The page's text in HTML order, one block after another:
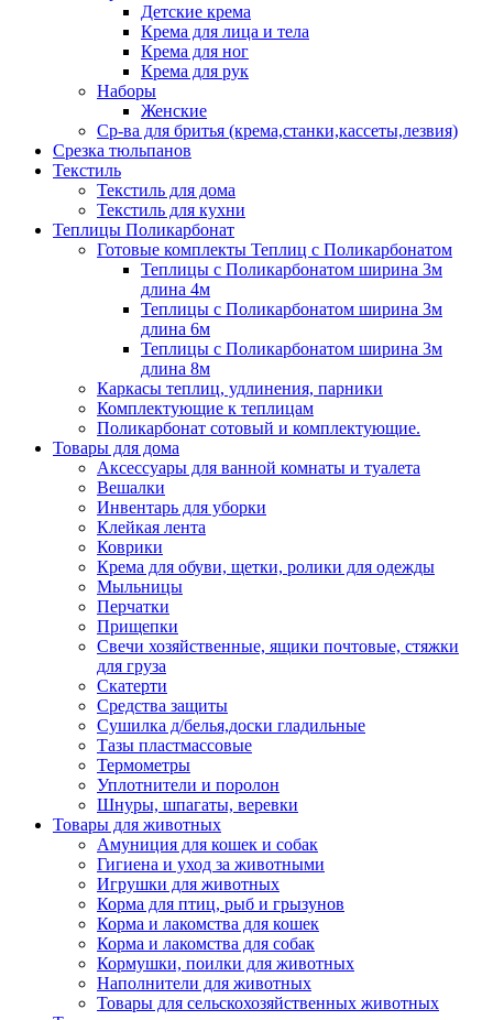
Детские крема
Крема для лица и тела
Крема для ног
Крема для рук
Наборы
Женские
Ср-ва для бритья (крема,станки,кассеты,лезвия)
Срезка тюльпанов
Текстиль
Текстиль для дома
Текстиль для кухни
Теплицы Поликарбонат
Готовые комплекты Теплиц с Поликарбонатом
Теплицы с Поликарбонатом ширина 3м
длина 4м
Теплицы с Поликарбонатом ширина 3м
длина 6м
Теплицы с Поликарбонатом ширина 3м
длина 8м
Каркасы теплиц, удлинения, парники
Комплектующие к теплицам
Поликарбонат сотовый и комплектующие.
Товары для дома
Аксессуары для ванной комнаты и туалета
Вешалки
Инвентарь для уборки
Клейкая лента
Коврики
Крема для обуви, щетки, ролики для одежды
Мыльницы
Перчатки
Прищепки
Свечи хозяйственные, ящики почтовые, стяжки
для груза
Скатерти
Средства защиты
Сушилка д/белья,доски гладильные
Тазы пластмассовые
Термометры
Уплотнители и поролон
Шнуры, шпагаты, веревки
Товары для животных
Амуниция для кошек и собак
Гигиена и уход за животными
Игрушки для животных
Корма для птиц, рыб и грызунов
Корма и лакомства для кошек
Корма и лакомства для собак
Кормушки, поилки для животных
Наполнители для животных
Товары для сельскохозяйственных животных